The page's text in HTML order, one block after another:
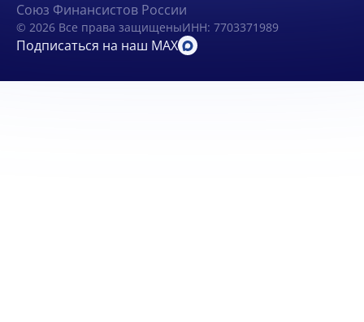
Союз Финансистов России
© 2026 Все права защищеныИНН: 7703371989
Подписаться на наш MAX